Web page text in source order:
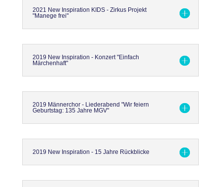
2021 New Inspiration KIDS - Zirkus Projekt
"Manege frei"
2019 New Inspiration - Konzert "Einfach
Märchenhaft"
2019 Männerchor - Liederabend "Wir feiern
Geburtstag: 135 Jahre MGV"
2019 New Inspiration - 15 Jahre Rückblicke